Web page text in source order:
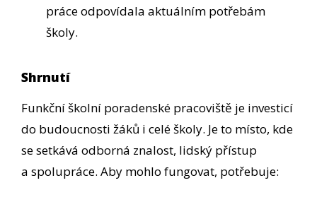
práce odpovídala aktuálním potřebám
školy.
Shrnutí
Funkční školní poradenské pracoviště je investicí
do budoucnosti žáků i celé školy. Je to místo, kde
se setkává odborná znalost, lidský přístup
a spolupráce. Aby mohlo fungovat, potřebuje: